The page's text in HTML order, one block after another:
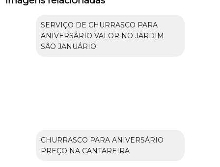
SERVIÇO DE CHURRASCO PARA
ANIVERSÁRIO VALOR NO JARDIM
SÃO JANUÁRIO
CHURRASCO PARA ANIVERSÁRIO
PREÇO NA CANTAREIRA